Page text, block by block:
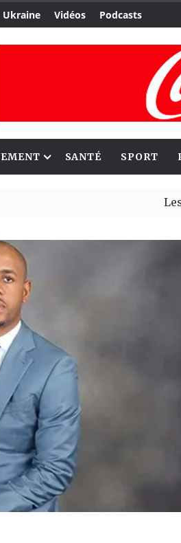
Ukraine Vidéos Podcasts
SANTÉ SPORT
Les